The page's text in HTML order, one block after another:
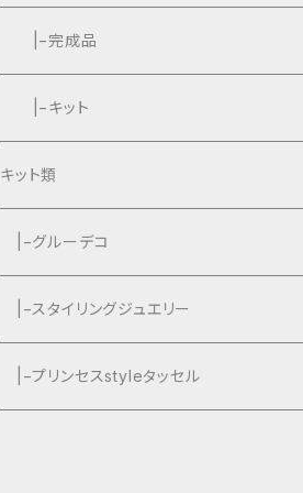
|−完成品
|−キット
キット類
グルーデコ
|−グルーデコ
|−スタイリングジュエリー
|−プリンセスstyleタッセル